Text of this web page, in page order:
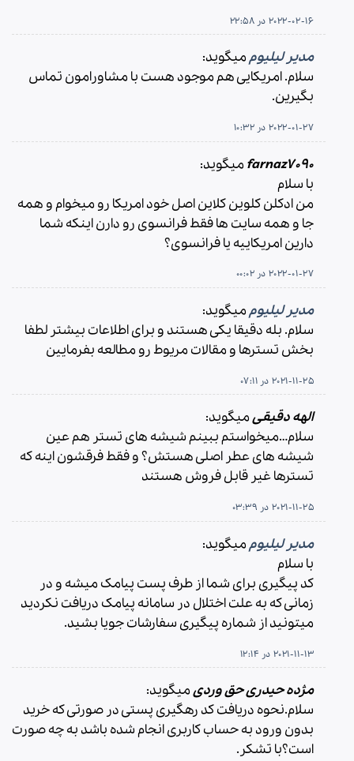
2022-02-16 در 22:58
مدیر لیلیوممیگوید:
سلام. امریکایی هم موجود هست با مشاورامون تماس
بگیرین.
2022-01-27 در 10:32
farnaz7090 میگوید:
با سلام
من ادکلن کلوین کلاین اصل خود امریکا رو میخوام و همه
جا و همه سایت ها فقط فرانسوی رو دارن اینکه شما
دارین امریکاییه یا فرانسوی؟
2022-01-27 در 00:02
مدیر لیلیوممیگوید:
سلام. بله دقیقا یکی هستند و برای اطلاعات بیشتر لطفا
بخش تسترها و مقالات مریوط رو مطالعه بفرمایین
2021-11-25 در 07:11
الهه دقیقیمیگوید:
سلام…میخواستم ببینم شیشه های تستر هم عین
شیشه های عطر اصلی هستش؟ و فقط فرقشون اینه که
تسترها غیر قابل فروش هستند
2021-11-25 در 03:39
مدیر لیلیوممیگوید:
با سلام
کد پیگیری برای شما از طرف پست پیامک میشه و در
زمانی که به علت اختلال در سامانه پیامک دریافت نکردید
میتونید از شماره پیگیری سفارشات جویا بشید.
2021-11-13 در 12:14
مژده حیدری حق وردیمیگوید:
سلام.نحوه دریافت کد رهگیری پستی در صورتی که خرید
بدون ورود به حساب کاربری انجام شده باشد به چه صورت
است؟با تشکر.